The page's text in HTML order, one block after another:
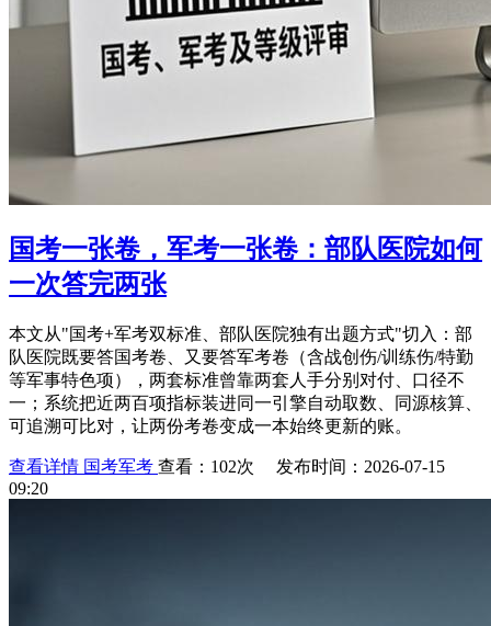
国考一张卷，军考一张卷：部队医院如何
一次答完两张
本文从"国考+军考双标准、部队医院独有出题方式"切入：部
队医院既要答国考卷、又要答军考卷（含战创伤/训练伤/特勤
等军事特色项），两套标准曾靠两套人手分别对付、口径不
一；系统把近两百项指标装进同一引擎自动取数、同源核算、
可追溯可比对，让两份考卷变成一本始终更新的账。
查看详情 国考军考 查看：102次 发布时间：2026-07-15
09:20